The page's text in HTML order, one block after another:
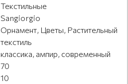
Текстильные
Sangiorgio
Орнамент, Цветы, Растительный
текстиль
классика, ампир, современный
70
10